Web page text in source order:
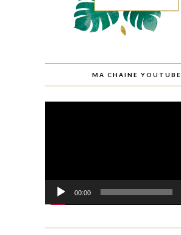
MA CHAINE YOUTUBE
00:00